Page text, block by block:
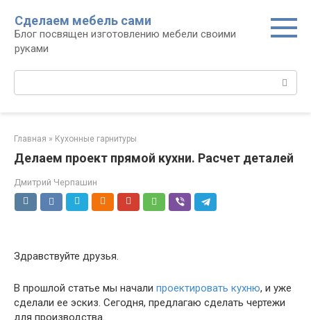
контенту
Сделаем мебель сами
Блог посвящен изготовлению мебели своими
руками
Главная » Кухонные гарнитуры
Делаем проект прямой кухни. Расчет деталей
Дмитрий Черпашин
Здравствуйте друзья.
В прошлой статье мы начали проектировать кухню, и уже
сделали ее эскиз. Сегодня, предлагаю сделать чертежи
для производства.